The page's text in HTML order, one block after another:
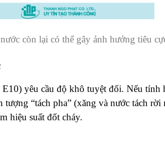
còn lại có thể gây ảnh hưởng tiêu
yêu cầu độ khô tuyệt đối. Nếu tính
tượng “tách pha” (xăng và nước tách
hiệu suất đốt cháy.